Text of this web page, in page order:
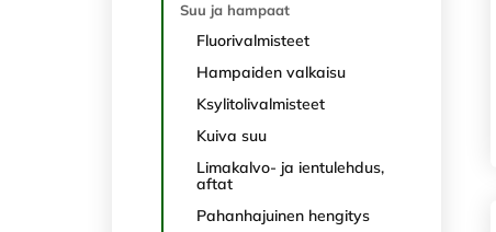
Suu ja hampaat
Fluorivalmisteet
Hampaiden valkaisu
Ksylitolivalmisteet
Kuiva suu
Limakalvo- ja ientulehdus,
aftat
Pahanhajuinen hengitys